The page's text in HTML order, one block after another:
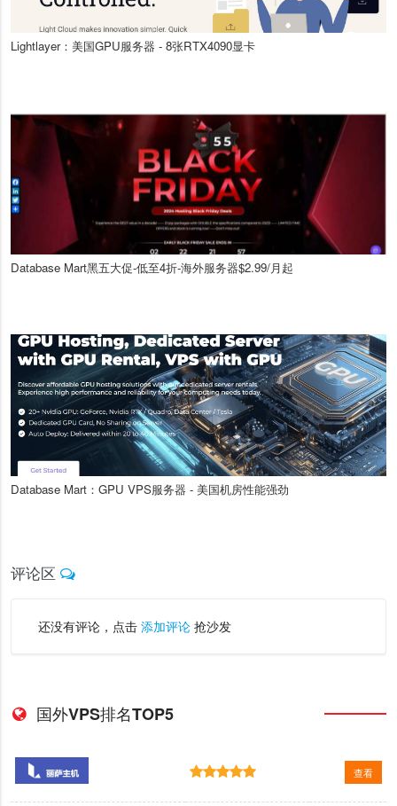
Lightlayer：美国GPU服务器 - 8张RTX4090显卡
Database Mart黑五大促-低至4折-海外服务器$2.99/月起
Database Mart：GPU VPS服务器 - 美国机房性能强劲
评论区
还没有评论，点击 添加评论抢沙发
国外VPS排名TOP5
查看